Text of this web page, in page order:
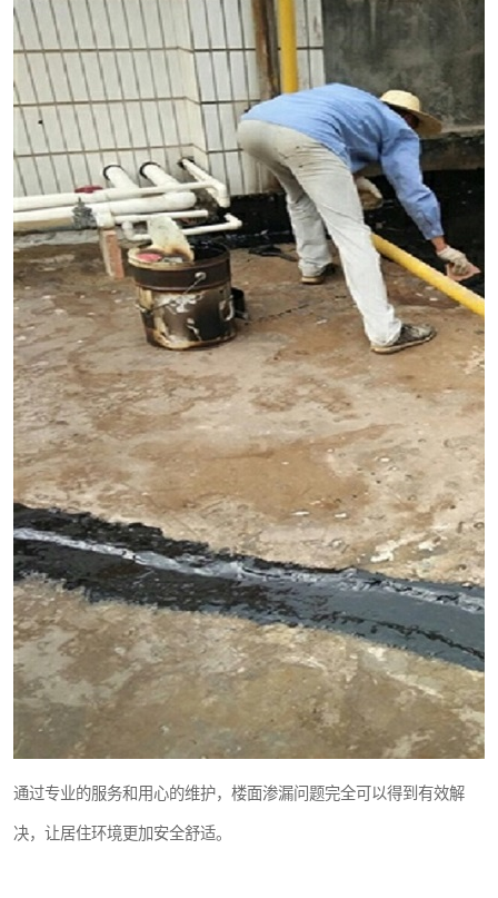
通过专业的服务和用心的维护，楼面渗漏问题完全可以得到有效解
决，让居住环境更加安全舒适。